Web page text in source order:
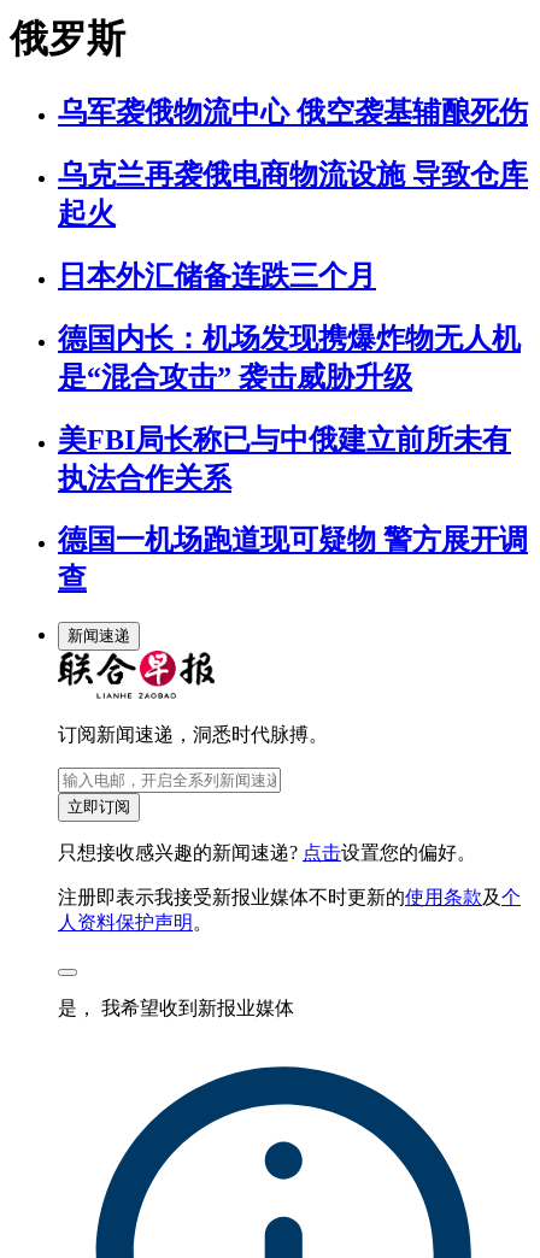
俄罗斯
乌军袭俄物流中心 俄空袭基辅酿死伤
乌克兰再袭俄电商物流设施 导致仓库
起火
日本外汇储备连跌三个月
德国内长：机场发现携爆炸物无人机
是“混合攻击” 袭击威胁升级
美FBI局长称已与中俄建立前所未有
执法合作关系
德国一机场跑道现可疑物 警方展开调
查
新闻速递
订阅新闻速递，洞悉时代脉搏。
立即订阅
只想接收感兴趣的新闻速递? 点击设置您的偏好。
注册即表示我接受新报业媒体不时更新的使用条款及个
人资料保护声明 。
是， 我希望收到新报业媒体